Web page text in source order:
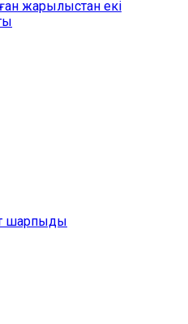
жарылыстан екі
шарпыды